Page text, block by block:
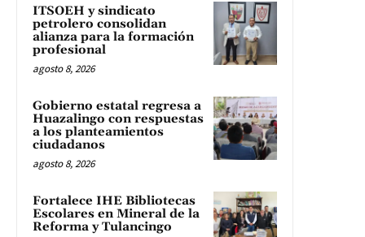
ITSOEH y sindicato
petrolero consolidan
alianza para la formación
profesional
agosto 8, 2026
Gobierno estatal regresa a
Huazalingo con respuestas
a los planteamientos
ciudadanos
agosto 8, 2026
Fortalece IHE Bibliotecas
Escolares en Mineral de la
Reforma y Tulancingo